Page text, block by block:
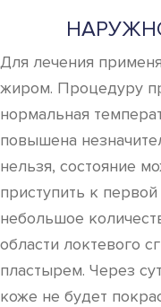
Для лечения
жиром. Процедуру
нормальная
повышена
нельзя, состояние
приступить к
небольшое
области локтевого
пластырем. Через
коже не будет